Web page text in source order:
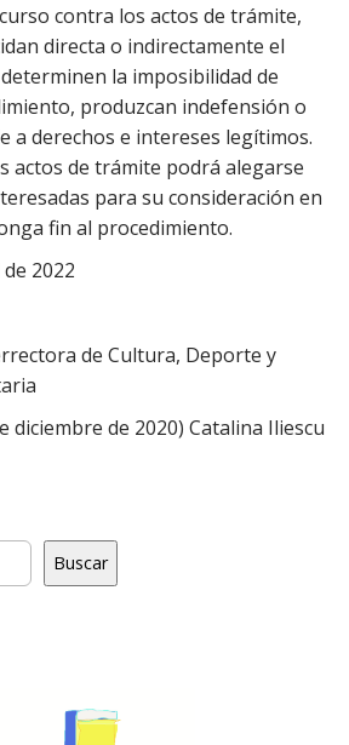
contra los actos de trámite,
directa o indirectamente el
la imposibilidad de
produzcan indefensión o
a derechos e intereses legítimos.
actos de trámite podrá alegarse
para su consideración en
fin al procedimiento.
2022
de Cultura, Deporte y
diciembre de 2020) Catalina Iliescu
Buscar